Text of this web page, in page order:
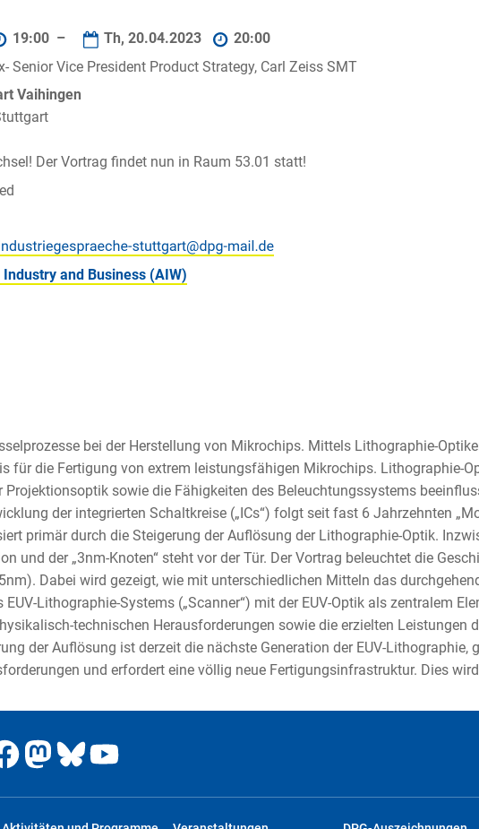
19:00 – Th, 20.04.2023
20:00
Senior Vice President Product Strategy, Carl Zeiss SMT
Vaihingen
Der Vortrag findet nun in Raum 53.01 statt!
and Business (AIW)
bei der Herstellung von Mikrochips. Mittels Lithographie-
für die Fertigung von extrem leistungsfähigen Mikrochips. Lithographie-
sowie die Fähigkeiten des Beleuchtungssystems
der integrierten Schaltkreise („ICs“) folgt seit fast 6 Jahrzehnten
primär durch die Steigerung der Auflösung der Lithographie-Optik.
und der „3nm-Knoten“ steht vor der Tür. Der Vortrag beleuchtet die
Dabei wird gezeigt, wie mit unterschiedlichen Mitteln das
Lithographie-Systems („Scanner“) mit der EUV-Optik als zentralem
technischen Herausforderungen sowie die erzielten Leistungen
der Auflösung ist derzeit die nächste Generation der EUV-Lithographie,
und erfordert eine völlig neue Fertigungsinfrastruktur. Dies